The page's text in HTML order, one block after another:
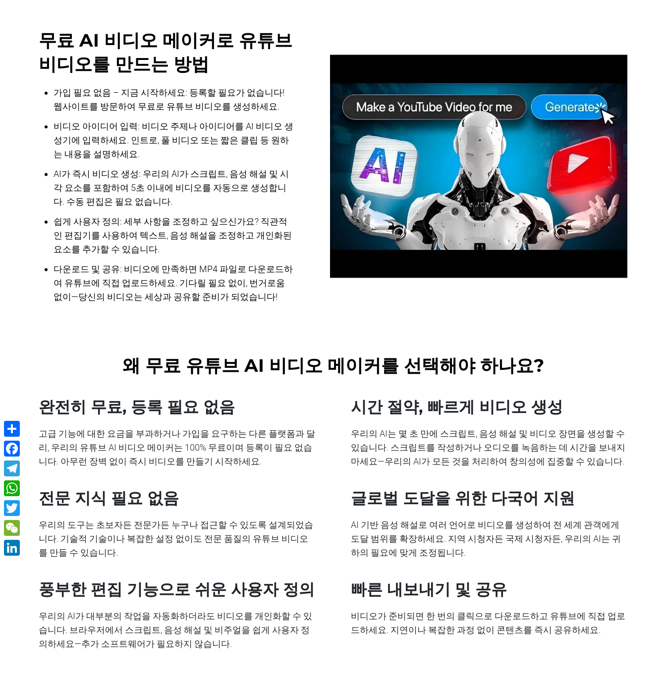
무료 AI 비디오 메이커로 유튜브
비디오를 만드는 방법
가입 필요 없음 – 지금 시작하세요: 등록할 필요가 없습니다!
웹사이트를 방문하여 무료로 유튜브 비디오를 생성하세요.
비디오 아이디어 입력: 비디오 주제나 아이디어를 AI 비디오 생
성기에 입력하세요. 인트로, 풀 비디오 또는 짧은 클립 등 원하
는 내용을 설명하세요.
AI가 즉시 비디오 생성: 우리의 AI가 스크립트, 음성 해설 및 시
각 요소를 포함하여 5초 이내에 비디오를 자동으로 생성합니
다. 수동 편집은 필요 없습니다.
쉽게 사용자 정의: 세부 사항을 조정하고 싶으신가요? 직관적
인 편집기를 사용하여 텍스트, 음성 해설을 조정하고 개인화된
요소를 추가할 수 있습니다.
다운로드 및 공유: 비디오에 만족하면 MP4 파일로 다운로드하
여 유튜브에 직접 업로드하세요. 기다릴 필요 없이, 번거로움
없이—당신의 비디오는 세상과 공유할 준비가 되었습니다!
왜 무료 유튜브 AI 비디오 메이커를 선택해야 하나요?
완전히 무료, 등록 필요 없음
고급 기능에 대한 요금을 부과하거나 가입을 요구하는 다른 플랫폼과 달
리, 우리의 유튜브 AI 비디오 메이커는 100% 무료이며 등록이 필요 없습
니다. 아무런 장벽 없이 즉시 비디오를 만들기 시작하세요.
전문 지식 필요 없음
우리의 도구는 초보자든 전문가든 누구나 접근할 수 있도록 설계되었습
니다. 기술적 기술이나 복잡한 설정 없이도 전문 품질의 유튜브 비디오
를 만들 수 있습니다.
풍부한 편집 기능으로 쉬운 사용자 정의
우리의 AI가 대부분의 작업을 자동화하더라도 비디오를 개인화할 수 있
습니다. 브라우저에서 스크립트, 음성 해설 및 비주얼을 쉽게 사용자 정
의하세요—추가 소프트웨어가 필요하지 않습니다.
시간 절약, 빠르게 비디오 생성
우리의 AI는 몇 초 만에 스크립트, 음성 해설 및 비디오 장면을 생성할 수
있습니다. 스크립트를 작성하거나 오디오를 녹음하는 데 시간을 보내지
마세요—우리의 AI가 모든 것을 처리하여 창의성에 집중할 수 있습니다.
글로벌 도달을 위한 다국어 지원
AI 기반 음성 해설로 여러 언어로 비디오를 생성하여 전 세계 관객에게
도달 범위를 확장하세요. 지역 시청자든 국제 시청자든, 우리의 AI는 귀
하의 필요에 맞게 조정됩니다.
빠른 내보내기 및 공유
비디오가 준비되면 한 번의 클릭으로 다운로드하고 유튜브에 직접 업로
드하세요. 지연이나 복잡한 과정 없이 콘텐츠를 즉시 공유하세요.
Share
Facebook
Telegram
WhatsApp
Twitter
WeChat